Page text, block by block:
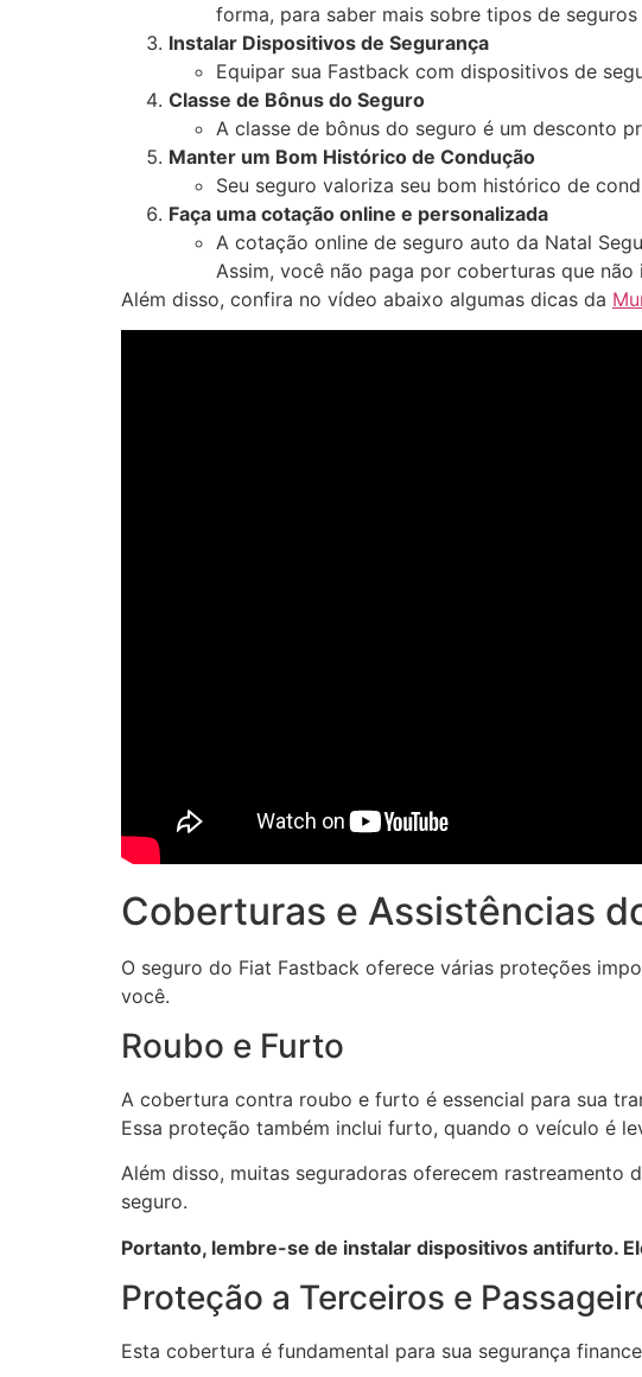
forma, para saber mais sobre tipos de
Instalar Dispositivos de Segurança
Equipar sua Fastback com dispositivos de
Classe de Bônus do Seguro
A classe de bônus do seguro é um desconto
Manter um Bom Histórico de Condução
Seu seguro valoriza seu bom histórico de
Faça uma cotação online e personalizada
A cotação online de seguro auto da Natal
Assim, você não paga por coberturas que não
Além disso, confira no vídeo abaixo algumas dicas da
Coberturas e Assistências
O seguro do Fiat Fastback oferece várias proteções
você.
Roubo e Furto
A cobertura contra roubo e furto é essencial para sua
Essa proteção também inclui furto, quando o veículo é
Além disso, muitas seguradoras oferecem rastreamento
seguro.
Portanto, lembre-se de instalar dispositivos antifurto.
Proteção a Terceiros e
Esta cobertura é fundamental para sua segurança